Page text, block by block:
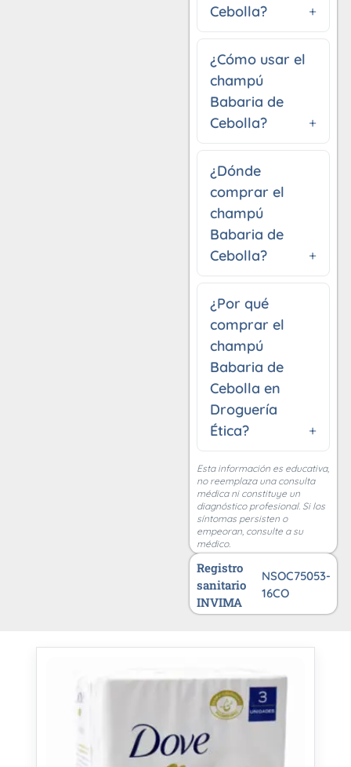
Cebolla?
¿Cómo usar el
champú
Babaria de
Cebolla?
¿Dónde
comprar el
champú
Babaria de
Cebolla?
¿Por qué
comprar el
champú
Babaria de
Cebolla en
Droguería
Ética?
Esta información es educativa,
no reemplaza una consulta
médica ni constituye un
diagnóstico profesional. Si los
síntomas persisten o
empeoran, consulte a su
médico.
Registro
sanitario
INVIMA
NSOC75053-
16CO